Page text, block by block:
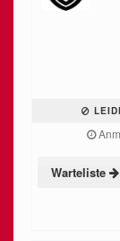
Warteliste